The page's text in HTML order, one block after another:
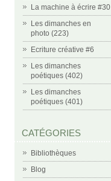
La machine à écrire #30
Les dimanches en
photo (223)
Ecriture créative #6
Les dimanches
poétiques (402)
Les dimanches
poétiques (401)
CATÉGORIES
Bibliothèques
Blog